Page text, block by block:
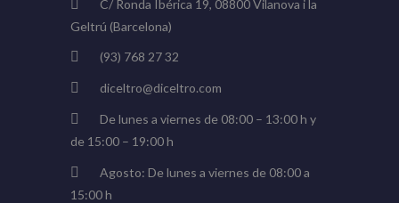
C/ Ronda Ibérica 19, 08800 Vilanova i la
Geltrú (Barcelona)
(93) 768 27 32
diceltro@diceltro.com
De lunes a viernes de 08:00 – 13:00 h y
de 15:00 – 19:00 h
Agosto: De lunes a viernes de 08:00 a
15:00 h